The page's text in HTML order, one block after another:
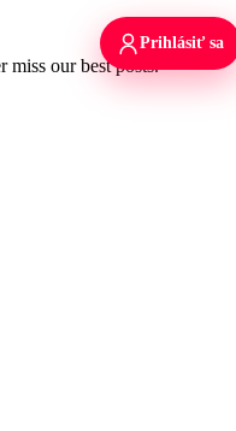
miss our best posts.
Prihlásiť sa